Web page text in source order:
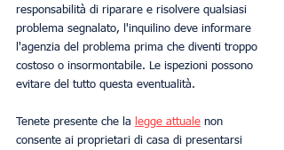
responsabilità di riparare e risolvere qualsiasi
problema segnalato, l'inquilino deve informare
l'agenzia del problema prima che diventi troppo
costoso o insormontabile. Le ispezioni possono
evitare del tutto questa eventualità.
Tenete presente che la legge attuale non
consente ai proprietari di casa di presentarsi